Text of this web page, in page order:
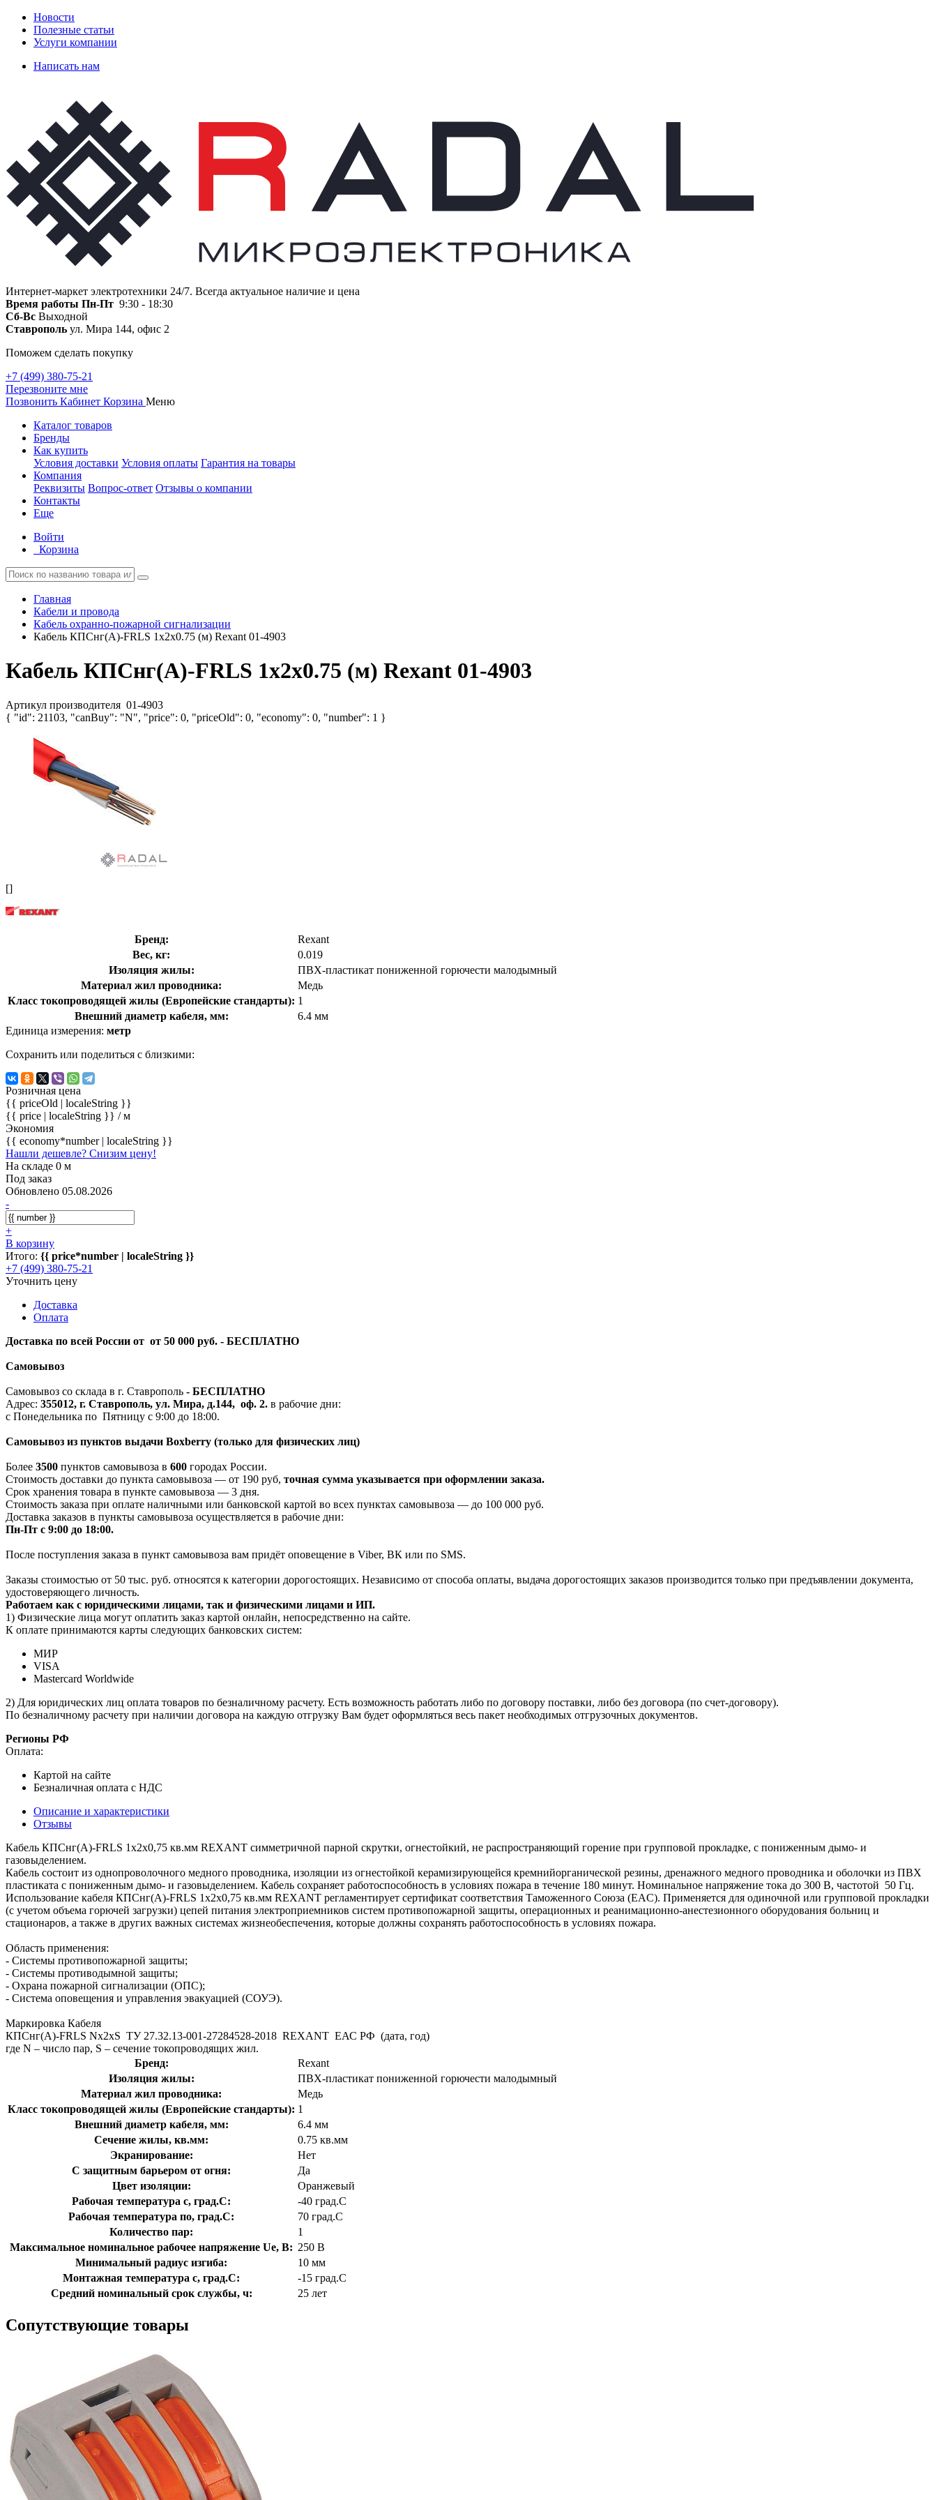
Новости
Полезные статьи
Услуги компании
Написать нам
Интернет-маркет электротехники 24/7. Всегда актуальное наличие и цена
Время работы Пн-Пт 9:30 - 18:30
Сб-Вс Выходной
Ставрополь ул. Мира 144, офис 2
Поможем сделать покупку
+7 (499) 380-75-21
Перезвоните мне
Позвонить Кабинет Корзина Меню
Каталог товаров
Бренды
Как купить
Условия доставки Условия оплаты Гарантия на товары
Компания
Реквизиты Вопрос-ответ Отзывы о компании
Контакты
Еще
Войти
Корзина
Главная
Кабели и провода
Кабель охранно-пожарной сигнализации
Кабель КПСнг(А)-FRLS 1х2х0.75 (м) Rexant 01-4903
Кабель КПСнг(А)-FRLS 1х2х0.75 (м) Rexant 01-4903
Артикул производителя 01-4903
{ "id": 21103, "canBuy": "N", "price": 0, "priceOld": 0, "economy": 0, "number": 1 }
[]
Бренд:
Rexant
Вес, кг:
0.019
Изоляция жилы:
ПВХ-пластикат пониженной горючести малодымный
Материал жил проводника:
Медь
Класс токопроводящей жилы (Европейские стандарты): 1
Внешний диаметр кабеля, мм:
6.4 мм
Единица измерения: метр
Сохранить или поделиться с близкими:
Розничная цена
{{ priceOld | localeString }}
{{ price | localeString }} / м
Экономия
{{ economy*number | localeString }}
Нашли дешевле? Снизим цену!
На складе 0 м
Под заказ
Обновлено 05.08.2026
-
+
В корзину
Итого: {{ price*number | localeString }}
+7 (499) 380-75-21
Уточнить цену
Доставка
Оплата
Доставка по всей России от от 50 000 руб. - БЕСПЛАТНО
Самовывоз
Самовывоз со склада в г. Ставрополь - БЕСПЛАТНО
Адрес: 355012, г. Ставрополь, ул. Мира, д.144, оф. 2. в рабочие дни:
с Понедельника по Пятницу с 9:00 до 18:00.
Самовывоз из пунктов выдачи Boxberry (только для физических лиц)
Более 3500 пунктов самовывоза в 600 городах России.
Стоимость доставки до пункта самовывоза — от 190 руб, точная сумма указывается при оформлении заказа.
Срок хранения товара в пункте самовывоза — 3 дня.
Стоимость заказа при оплате наличными или банковской картой во всех пунктах самовывоза — до 100 000 руб.
Доставка заказов в пункты самовывоза осуществляется в рабочие дни:
Пн-Пт с 9:00 до 18:00.
После поступления заказа в пункт самовывоза вам придёт оповещение в Viber, ВК или по SMS.
Заказы стоимостью от 50 тыс. руб. относятся к категории дорогостоящих. Независимо от способа оплаты, выдача дорогостоящих заказов производится только при предъявлении документа,
удостоверяющего личность.
Работаем как с юридическими лицами, так и физическими лицами и ИП.
1) Физические лица могут оплатить заказ картой онлайн, непосредственно на сайте.
К оплате принимаются карты следующих банковских систем:
МИР
VISA
Mastercard Worldwide
2) Для юридических лиц оплата товаров по безналичному расчету. Есть возможность работать либо по договору поставки, либо без договора (по счет-договору).
По безналичному расчету при наличии договора на каждую отгрузку Вам будет оформляться весь пакет необходимых отгрузочных документов.
Регионы РФ
Оплата:
Картой на сайте
Безналичная оплата с НДС
Описание и характеристики
Отзывы
Кабель КПСнг(А)-FRLS 1x2x0,75 кв.мм REXANT симметричной парной скрутки, огнестойкий, не распространяющий горение при групповой прокладке, с пониженным дымо- и
газовыделением.
Кабель состоит из однопроволочного медного проводника, изоляции из огнестойкой керамизирующейся кремнийорганической резины, дренажного медного проводника и оболочки из ПВХ
пластиката с пониженным дымо- и газовыделением. Кабель сохраняет работоспособность в условиях пожара в течение 180 минут. Номинальное напряжение тока до 300 В, частотой 50 Гц.
Использование кабеля КПСнг(А)-FRLS 1x2x0,75 кв.мм REXANT регламентирует сертификат соответствия Таможенного Союза (EAC). Применяется для одиночной или групповой прокладки
(с учетом объема горючей загрузки) цепей питания электроприемников систем противопожарной защиты, операционных и реанимационно-анестезионного оборудования больниц и
стационаров, а также в других важных системах жизнеобеспечения, которые должны сохранять работоспособность в условиях пожара.
Область применения:
- Системы противопожарной защиты;
- Системы противодымной защиты;
- Охрана пожарной сигнализации (ОПС);
- Система оповещения и управления эвакуацией (СОУЭ).
Маркировка Кабеля
КПСнг(А)-FRLS Nх2хS ТУ 27.32.13-001-27284528-2018 REXANT ЕАС РФ (дата, год)
где N – число пар, S – cечение токопроводящих жил.
Бренд:
Rexant
Изоляция жилы:
ПВХ-пластикат пониженной горючести малодымный
Материал жил проводника:
Медь
Класс токопроводящей жилы (Европейские стандарты): 1
Внешний диаметр кабеля, мм:
6.4 мм
Сечение жилы, кв.мм:
0.75 кв.мм
Экранирование:
Нет
С защитным барьером от огня:
Да
Цвет изоляции:
Оранжевый
Рабочая температура с, град.C:
-40 град.C
Рабочая температура по, град.C:
70 град.C
Количество пар:
1
Максимальное номинальное рабочее напряжение Ue, В: 250 В
Минимальный радиус изгиба:
10 мм
Монтажная температура с, град.C:
-15 град.C
Средний номинальный срок службы, ч:
25 лет
Сопутствующие товары